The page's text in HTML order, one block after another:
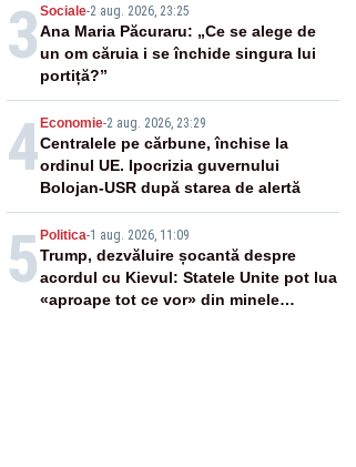
3 Sociale-2 aug. 2026, 23:25
Ana Maria Păcuraru: „Ce se alege de
un om căruia i se închide singura lui
portiță?”
4 Economie-2 aug. 2026, 23:29
Centralele pe cărbune, închise la
ordinul UE. Ipocrizia guvernului
Bolojan-USR după starea de alertă
5 Politica-1 aug. 2026, 11:09
Trump, dezvăluire șocantă despre
acordul cu Kievul: Statele Unite pot lua
«aproape tot ce vor» din minele